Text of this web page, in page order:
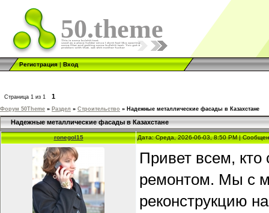
50.theme
Регистрация|Вход
Страница 1 из 1 1
Форум 50Theme » Раздел » Строительство » Надежные металлические фасады в Казахстане
Надежные металлические фасады в Казахстане
ronegol15 Дата: Среда, 2026-06-03, 8:50 PM |
Привет всем, кто
ремонтом. Мы с
реконструкцию